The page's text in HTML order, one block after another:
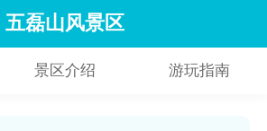
五磊山风景区
景区介绍 游玩指南